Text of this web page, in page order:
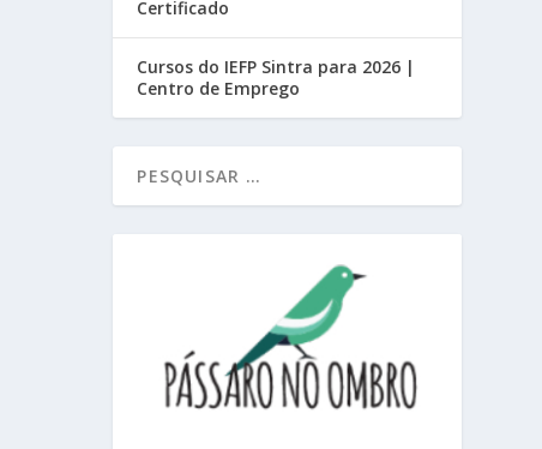
Certificado
Cursos do IEFP Sintra para 2026 |
Centro de Emprego